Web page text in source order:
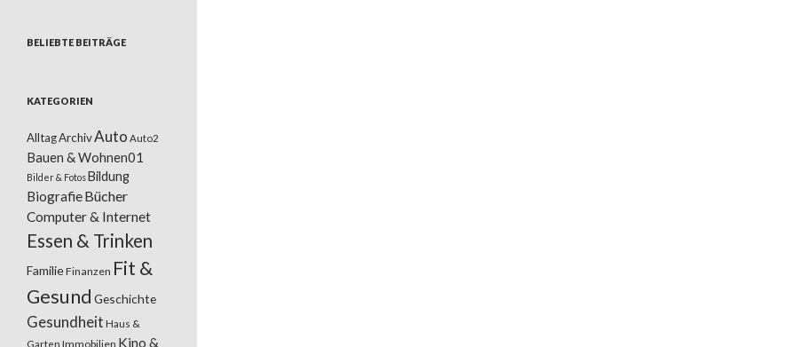
BELIEBTE BEITRÄGE
KATEGORIEN
AlltagArchivAuto Auto2
Bauen & Wohnen01
Bilder & FotosBildung
BiografieBücher
Computer & Internet
Essen & Trinken
FamilieFinanzen Fit &
Gesund Geschichte
Gesundheit Haus &
Garten Immobilien Kino &